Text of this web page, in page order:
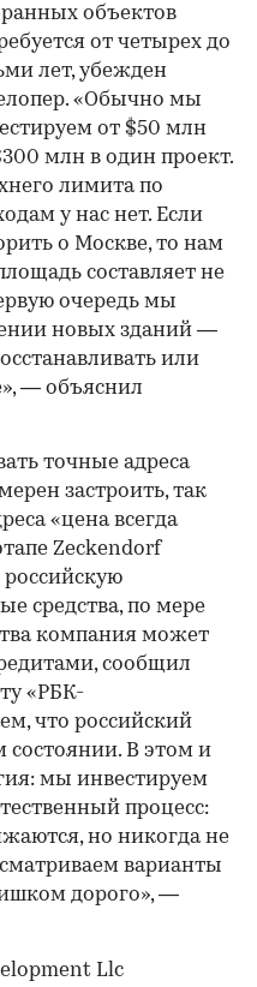
объектов
от четырех до
лет, убежден
«Обычно мы
от $50 млн
млн в один проект.
лимита по
у нас нет. Если
о Москве, то нам
составляет не
очередь мы
новых зданий —
или
— объяснил
точные адреса
застроить, так
«цена всегда
Zeckendorf
средства, по мере
компания может
сообщил
«РБК-
что российский
состоянии. В этом и
мы инвестируем
процесс:
но никогда не
варианты
дорого», —
Llc